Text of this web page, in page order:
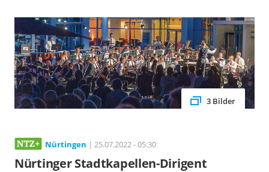
3 Bilder
Nürtingen | 25.07.2022 - 05:30
Nürtinger Stadtkapellen-Dirigent